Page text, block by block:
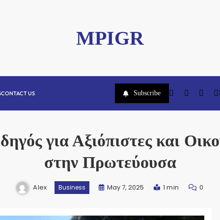
MPIGR
CONTACT US Subscribe
για Αξιόπιστες και
στην Πρωτεύουσα
Alex Business May 7, 2025 1 min 0